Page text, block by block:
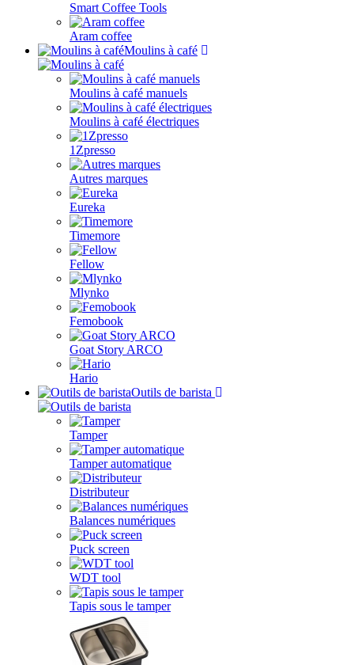
Smart Coffee Tools
Aram coffee
Moulins à café
Moulins à café manuels
Moulins à café électriques
1Zpresso
Autres marques
Eureka
Timemore
Fellow
Mlynko
Femobook
Goat Story ARCO
Hario
Outils de barista
Tamper
Tamper automatique
Distributeur
Balances numériques
Puck screen
WDT tool
Tapis sous le tamper